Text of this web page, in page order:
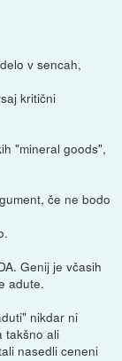
v sencah,
kritični
"mineral goods",
če ne bodo
Genij je včasih
adute.
nikdar ni
takšno ali
nasedli ceneni